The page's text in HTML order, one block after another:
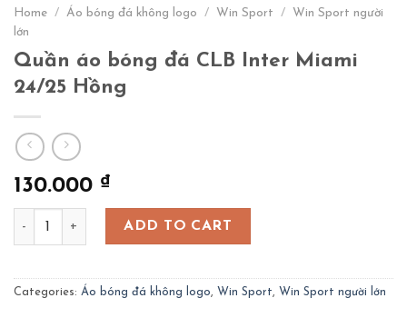
Home / Áo bóng đá không logo / Win Sport /
Win Sport người
lớn
Quần áo bóng đá CLB Inter Miami
24/25 Hồng
130.000 ₫
Quần áo bóng đá CLB Inter Miami 24/25 Hồng quantity
ADD TO CART
Categories: Áo bóng đá không logo, Win Sport, Win Sport người lớn